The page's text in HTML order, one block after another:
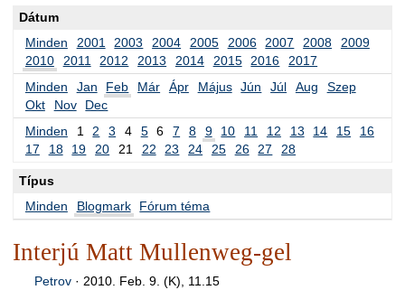
Dátum
Minden
2001 2003 2004 2005 2006 2007 2008
2009
2010
2011 2012 2013 2014 2015 2016
2017
Minden
Jan Feb Már Ápr Május Jún Júl Aug
Szep
Okt
Nov
Dec
Minden
1 2 3 4 5 6 7 8 9 10 11 12 13 14 15
16
17
18 19 20 21 22 23 24 25 26 27 28
Típus
Minden
Blogmark Fórum téma
Interjú Matt Mullenweg-gel
Petrov· 2010. Feb. 9. (K), 11.15